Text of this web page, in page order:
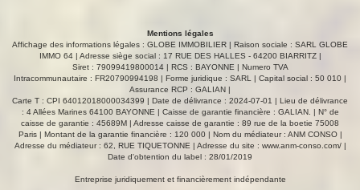
différentes essences compose un cadre rare et préservé.
Une superbe piscine chauffée à débordement de 13 x 6
mètres, un pool-house, une cuisine d'été couverte ainsi
qu'un fronton privé complètent cet ensemble unique. À
seulement quelques minutes des plages de Socoa, du
centre de Saint-Jean-de-Luz, de la gare TGV, des
commerces et de l'accès autoroutier, cette propriété
conjugue parfaitement tranquillité, élégance et
Basque, idéale pour une résidence familiale de prestige
Mentions légales
Affichage des informations légales : GLOBE IMMOBILIER | Raison sociale : SARL GLOBE
IMMO 64 | Adresse siège social : 17 RUE DES HALLES - 64200 BIARRITZ |
Siret : 79099419800014 | RCS : BAYONNE | Numero TVA
Intracommunautaire : FR20790994198 | Forme juridique : SARL | Capital social : 50 010 |
Assurance RCP : GALIAN |
Carte T : CPI 64012018000034399 | Date de délivrance : 2024-07-01 | Lieu de délivrance
: 4 Allées Marines 64100 BAYONNE | Caisse de garantie financière : GALIAN. | N° de
caisse de garantie : 45689M | Adresse caisse de garantie : 89 rue de la boetie 75008
Paris | Montant de la garantie financière : 120 000 | Nom du médiateur : ANM CONSO |
Adresse du médiateur : 62, RUE TIQUETONNE | Adresse du site : www.anm-conso.com/|
Date d'obtention du label : 28/01/2019
Entreprise juridiquement et financièrement indépendante